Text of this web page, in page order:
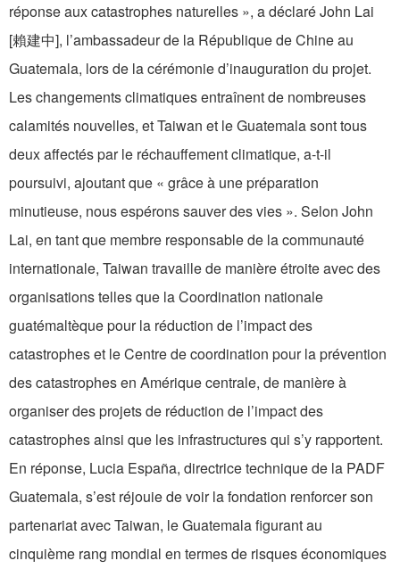
réponse aux catastrophes naturelles », a déclaré John Lai
[賴建中], l’ambassadeur de la République de Chine au
Guatemala, lors de la cérémonie d’inauguration du projet.
Les changements climatiques entraînent de nombreuses
calamités nouvelles, et Taiwan et le Guatemala sont tous
deux affectés par le réchauffement climatique, a-t-il
poursuivi, ajoutant que « grâce à une préparation
minutieuse, nous espérons sauver des vies ». Selon John
Lai, en tant que membre responsable de la communauté
internationale, Taiwan travaille de manière étroite avec des
organisations telles que la Coordination nationale
guatémaltèque pour la réduction de l’impact des
catastrophes et le Centre de coordination pour la prévention
des catastrophes en Amérique centrale, de manière à
organiser des projets de réduction de l’impact des
catastrophes ainsi que les infrastructures qui s’y rapportent.
En réponse, Lucia España, directrice technique de la PADF
Guatemala, s’est réjouie de voir la fondation renforcer son
partenariat avec Taiwan, le Guatemala figurant au
cinquième rang mondial en termes de risques économiques